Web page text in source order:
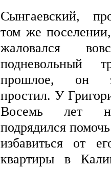
Сынгаевский,
том же
жаловался
подневольный
прошлое, он
простил. У
Восемь лет
подрядился
избавиться от
квартиры в